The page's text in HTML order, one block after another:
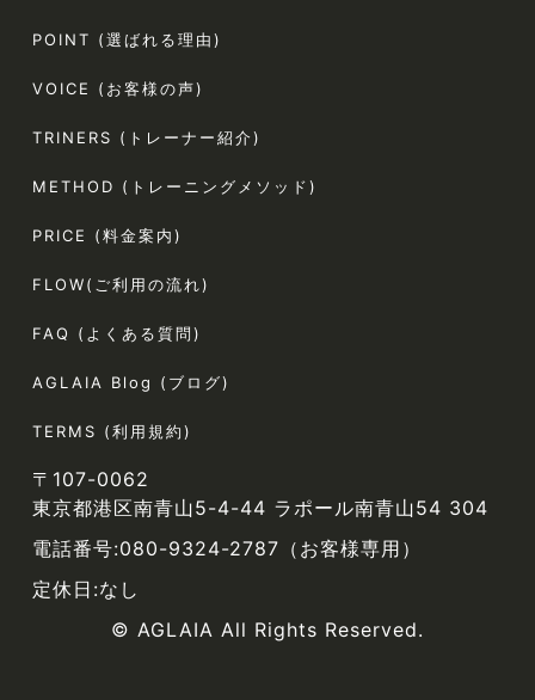
POINT (選ばれる理由)
VOICE (お客様の声)
TRINERS (トレーナー紹介)
METHOD (トレーニングメソッド)
PRICE (料金案内)
FLOW(ご利用の流れ)
FAQ (よくある質問)
AGLAIA Blog (ブログ)
TERMS (利用規約)
〒107-0062
東京都港区南青山5-4-44 ラポール南青山54 304
電話番号:080-9324-2787（お客様専用）
定休日:なし
© AGLAIA All Rights Reserved.